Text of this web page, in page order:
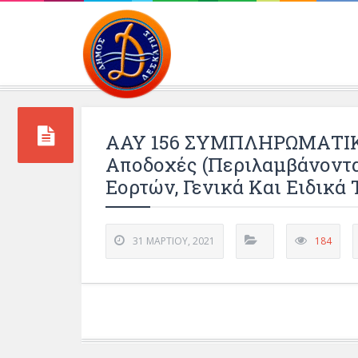
ΑΑΥ 156
Αποδοχές
Εορτών, Γενικά Και Ειδικά
31 ΜΑΡΤΊΟΥ, 2021 184